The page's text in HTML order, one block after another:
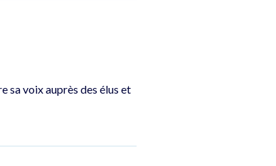
sa voix auprès des élus et